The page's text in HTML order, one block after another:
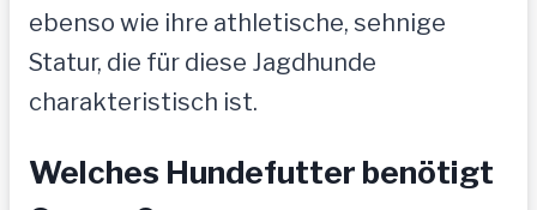
ebenso wie ihre athletische, sehnige
Statur, die für diese Jagdhunde
charakteristisch ist.
Welches Hundefutter benötigt